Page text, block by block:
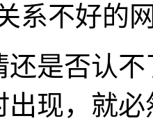
系不好的
还是否认
出现，就